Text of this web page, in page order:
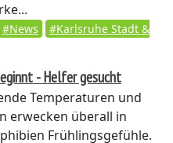
#News
#Karlsruhe Stadt &
- Helfer gesucht
Temperaturen und
erwecken überall in
Frühlingsgefühle.